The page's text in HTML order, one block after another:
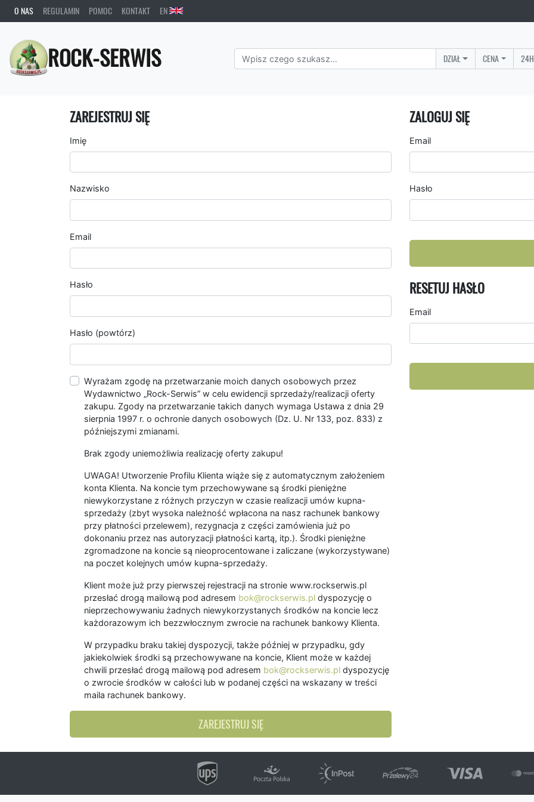
O NAS REGULAMIN POMOC KONTAKT EN
ROCK-SERWIS DZIAŁ CENA
ZAREJESTRUJ SIĘ
Imię
Nazwisko
Email
Hasło
Hasło (powtórz)
Wyrażam zgodę na przetwarzanie moich danych osobowych przez
Wydawnictwo „Rock-Serwis” w celu ewidencji sprzedaży/realizacji oferty
zakupu. Zgody na przetwarzanie takich danych wymaga Ustawa z dnia 29
sierpnia 1997 r. o ochronie danych osobowych (Dz. U. Nr 133, poz. 833) z
późniejszymi zmianami.
Brak zgody uniemożliwia realizację oferty zakupu!
UWAGA! Utworzenie Profilu Klienta wiąże się z automatycznym założeniem
konta Klienta. Na koncie tym przechowywane są środki pieniężne
niewykorzystane z różnych przyczyn w czasie realizacji umów kupna-
sprzedaży (zbyt wysoka należność wpłacona na nasz rachunek bankowy
przy płatności przelewem), rezygnacja z części zamówienia już po
dokonaniu przez nas autoryzacji płatności kartą, itp.). Środki pieniężne
zgromadzone na koncie są nieoprocentowane i zaliczane (wykorzystywane)
na poczet kolejnych umów kupna-sprzedaży.
Klient może już przy pierwszej rejestracji na stronie www.rockserwis.pl
przesłać drogą mailową pod adresem bok@rockserwis.pl dyspozycję o
nieprzechowywaniu żadnych niewykorzystanych środków na koncie lecz
każdorazowym ich bezzwłocznym zwrocie na rachunek bankowy Klienta.
W przypadku braku takiej dyspozycji, także później w przypadku, gdy
jakiekolwiek środki są przechowywane na koncie, Klient może w każdej
chwili przesłać drogą mailową pod adresem bok@rockserwis.pl dyspozycję
o zwrocie środków w całości lub w podanej części na wskazany w treści
maila rachunek bankowy.
ZAREJESTRUJ SIĘ
ZALOGUJ SIĘ
Email
Hasło
RESETUJ HASŁO
Email